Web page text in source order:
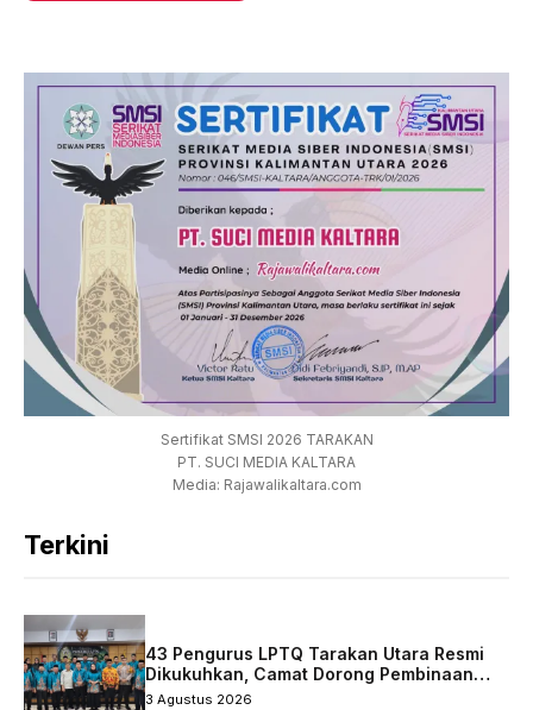
Sertifikat SMSI 2026 TARAKAN
PT. SUCI MEDIA KALTARA
Media: Rajawalikaltara.com
Terkini
43 Pengurus LPTQ Tarakan Utara Resmi
Dikukuhkan, Camat Dorong Pembinaan
Qurani Berkelanjutan
3 Agustus 2026